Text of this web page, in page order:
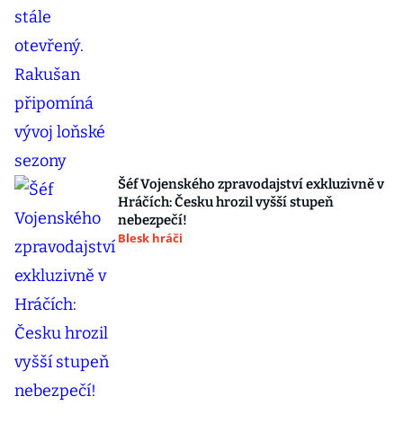
Šéf Vojenského zpravodajství exkluzivně v
Hráčích: Česku hrozil vyšší stupeň
nebezpečí!
Blesk hráči